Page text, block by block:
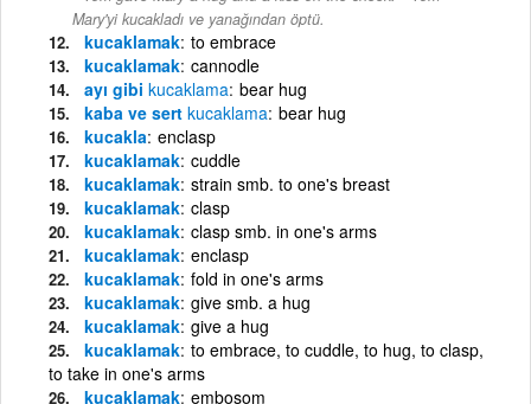
Mary'yi kucakladı ve yanağından öptü.
kucaklamak to embrace
kucaklamak cannodle
ayı gibi kucaklama bear hug
kaba ve sert kucaklama bear hug
kucakla enclasp
kucaklamak cuddle
kucaklamak strain smb. to one's breast
kucaklamak clasp
kucaklamak clasp smb. in one's arms
kucaklamak enclasp
kucaklamak fold in one's arms
kucaklamak give smb. a hug
kucaklamak give a hug
kucaklamak to embrace, to cuddle, to hug, to clasp,
to take in one's arms
kucaklamak embosom